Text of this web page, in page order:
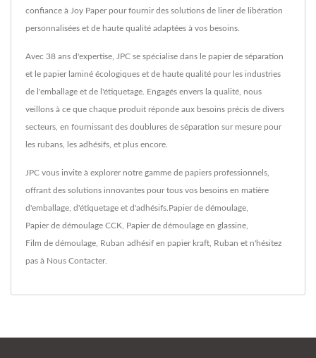
confiance à Joy Paper pour fournir des solutions de liner de libération
personnalisées et de haute qualité adaptées à vos besoins.
Avec 38 ans d'expertise, JPC se spécialise dans le papier de séparation
et le papier laminé écologiques et de haute qualité pour les industries
de l'emballage et de l'étiquetage. Engagés envers la qualité, nous
veillons à ce que chaque produit réponde aux besoins précis de divers
secteurs, en fournissant des doublures de séparation sur mesure pour
les rubans, les adhésifs, et plus encore.
JPC vous invite à explorer notre gamme de papiers professionnels,
offrant des solutions innovantes pour tous vos besoins en matière
d'emballage, d'étiquetage et d'adhésifs. Papier de démoulage
Papier de démoulage CCK Papier de démoulage en glassine
Film de démoulage Ruban adhésif en papier kraft Ruban et n'hésitez
pas à Nous Contacter.